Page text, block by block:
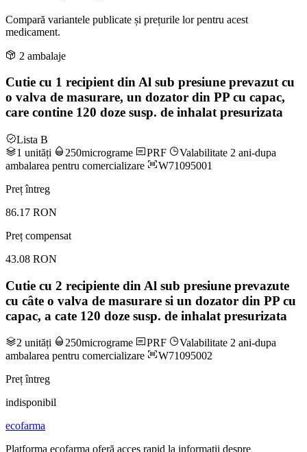
Compară variantele publicate și prețurile lor pentru acest
medicament.
2 ambalaje
Cutie cu 1 recipient din Al sub presiune prevazut cu
o valva de masurare, un dozator din PP cu capac,
care contine 120 doze susp. de inhalat presurizata
Lista B
1 unități
250micrograme PRF
Valabilitate 2 ani-dupa
ambalarea pentru comercializare
W71095001
Preț întreg
86.17 RON
Preț compensat
43.08 RON
Cutie cu 2 recipiente din Al sub presiune prevazute
cu câte o valva de masurare si un dozator din PP cu
capac, a cate 120 doze susp. de inhalat presurizata
2 unități 250micrograme PRF
Valabilitate 2 ani-dupa
ambalarea pentru comercializare
W71095002
Preț întreg
indisponibil
ecofarma
Platforma ecofarma oferă acces rapid la informații despre